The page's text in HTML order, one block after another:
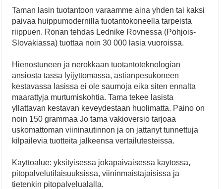
Taman lasin tuotantoon varaamme aina yhden tai kaksi
paivaa huippumodernilla tuotantokoneella tarpeista
riippuen. Ronan tehdas Lednike Rovnessa (Pohjois-
Slovakiassa) tuottaa noin 30 000 lasia vuoroissa.
Hienostuneen ja nerokkaan tuotantoteknologian
ansiosta tassa lyijyttomassa, astianpesukoneen
kestavassa lasissa ei ole saumoja eika siten ennalta
maarattyja murtumiskohtia. Tama tekee lasista
yllattavan kestavan keveydestaan huolimatta. Paino on
noin 150 grammaa Jo tama vakioversio tarjoaa
uskomattoman viininautinnon ja on jattanyt tunnettuja
kilpailevia tuotteita jalkeensa vertailutesteissa.
Kayttoalue: yksityisessa jokapaivaisessa kaytossa,
pitopalvelutilaisuuksissa, viininmaistajaisissa ja
tietenkin pitopalvelualalla.